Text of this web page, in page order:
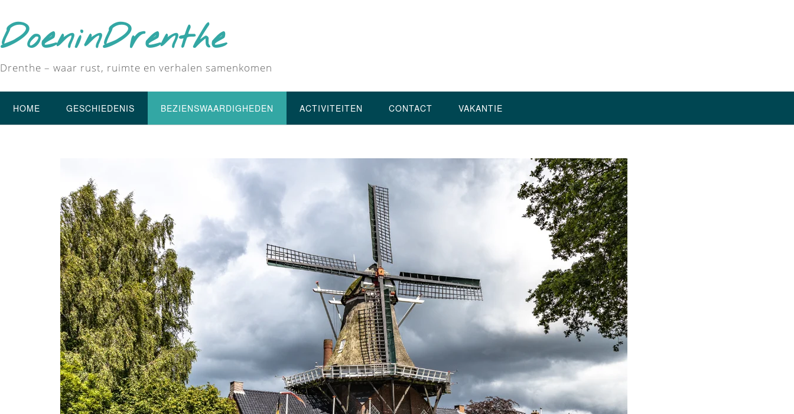
DoeninDrenthe
Drenthe – waar rust, ruimte en verhalen samenkomen
HOME GESCHIEDENIS BEZIENSWAARDIGHEDEN ACTIVITEITEN CONTACT VAKANTIE